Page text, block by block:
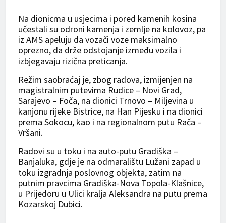
Na dionicma u usjecima i pored kamenih kosina
učestali su odroni kamenja i zemlje na kolovoz, pa
iz AMS apeluju da vozači voze maksimalno
oprezno, da drže odstojanje između vozila i
izbjegavaju rizična preticanja.
Režim saobraćaj je, zbog radova, izmijenjen na
magistralnim putevima Rudice – Novi Grad,
Sarajevo – Foča, na dionici Trnovo – Miljevina u
kanjonu rijeke Bistrice, na Han Pijesku i na dionici
prema Sokocu, kao i na regionalnom putu Rača –
Vršani.
Radovi su u toku i na auto-putu Gradiška –
Banjaluka, gdje je na odmaralištu Lužani zapad u
toku izgradnja poslovnog objekta, zatim na
putnim pravcima Gradiška-Nova Topola-Klašnice,
u Prijedoru u Ulici kralja Aleksandra na putu prema
Kozarskoj Dubici.